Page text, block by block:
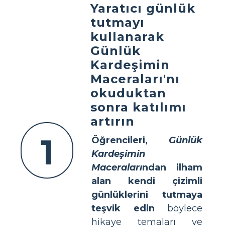
1
Yaratıcı günlük
tutmayı
kullanarak
Günlük
Kardeşimin
Maceraları'nı
okuduktan
sonra katılımı
artırın
Öğrencileri, Günlük
Kardeşimin
Maceralarından ilham
alan kendi çizimli
günlüklerini tutmaya
teşvik edin böylece
hikaye temaları ve